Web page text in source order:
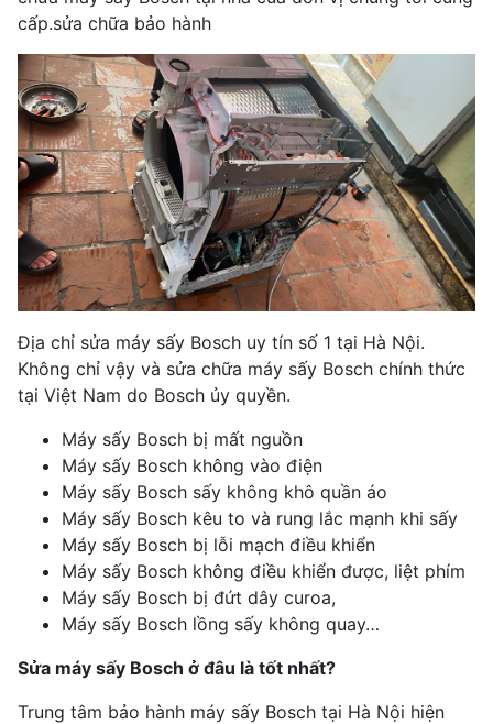
cấp.sửa chữa bảo hành
Địa chỉ sửa máy sấy Bosch uy tín số 1 tại Hà Nội.
Không chỉ vậy và sửa chữa máy sấy Bosch chính thức
tại Việt Nam do Bosch ủy quyền.
Máy sấy Bosch bị mất nguồn
Máy sấy Bosch không vào điện
Máy sấy Bosch sấy không khô quần áo
Máy sấy Bosch kêu to và rung lắc mạnh khi sấy
Máy sấy Bosch bị lỗi mạch điều khiển
Máy sấy Bosch không điều khiển được, liệt phím
Máy sấy Bosch bị đứt dây curoa,
Máy sấy Bosch lồng sấy không quay…
Sửa máy sấy Bosch ở đâu là tốt nhất?
Trung tâm bảo hành máy sấy Bosch tại Hà Nội hiện